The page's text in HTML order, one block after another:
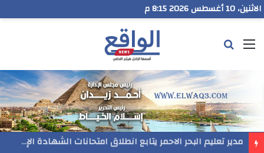
الاثنين، 10 أغسطس 2026 8:15 م
القائمة
مدير تعليم البحر الاحمر يتابع انطلاق امتحانات الشهادة الإعدادية ويؤكد: الانضباط